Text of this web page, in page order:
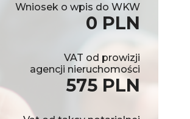
Wniosek o wpis do WKW
0 PLN
VAT od prowizji
agencji nieruchomości
575 PLN